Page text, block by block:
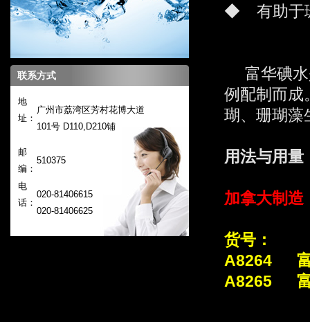
联系方式
地
址：
广州市荔湾区芳村花博大道
101号 D110,D210铺
邮
编：
510375
电
话：
020-81406615
020-81406625
◆ 有助于
富华碘水
例配制而成
瑚、珊瑚藻
用法与用量
加拿大制造
货号：
A8264 富
A8265 富